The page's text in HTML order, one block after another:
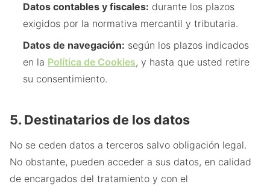
Datos contables y fiscales: durante los plazos
exigidos por la normativa mercantil y tributaria.
Datos de navegación: según los plazos indicados
en la Política de Cookies, y hasta que usted retire
su consentimiento.
5. Destinatarios de los datos
No se ceden datos a terceros salvo obligación legal.
No obstante, pueden acceder a sus datos, en calidad
de encargados del tratamiento y con el